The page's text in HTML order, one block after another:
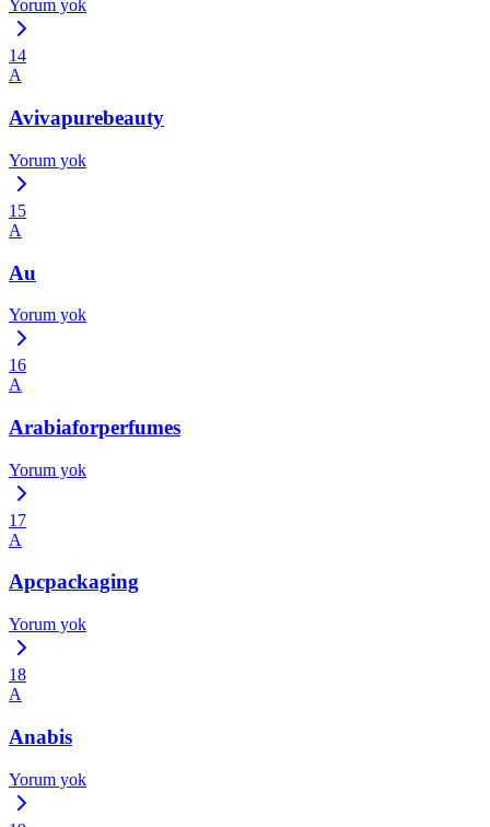
Yorum yok
14
A
Avivapurebeauty
Yorum yok
15
A
Au
Yorum yok
16
A
Arabiaforperfumes
Yorum yok
17
A
Apcpackaging
Yorum yok
18
A
Anabis
Yorum yok